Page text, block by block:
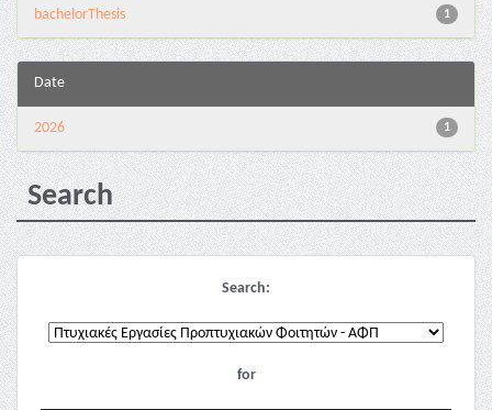
1
bachelorThesis
Date
1
2026
Search
Search:
for